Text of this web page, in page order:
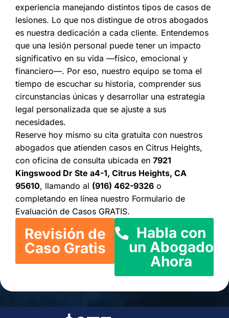
experiencia manejando distintos tipos de casos de
lesiones. Lo que nos distingue de otros abogados
es nuestra dedicación a cada cliente. Entendemos
que una lesión personal puede tener un impacto
significativo en su vida —físico, emocional y
financiero—. Por eso, nuestro equipo se toma el
tiempo de escuchar su historia, comprender sus
circunstancias únicas y desarrollar una estrategia
legal personalizada que se ajuste a sus
necesidades.
Reserve hoy mismo su cita gratuita con nuestros
abogados que atienden casos en Citrus Heights,
con oficina de consulta ubicada en 7921
Kingswood Dr Ste a4-1, Citrus Heights, CA
95610, llamando al (916) 462-9326 o
completando en línea nuestro Formulario de
Evaluación de Casos GRATIS.
Revisión de
Caso Gratis
Habla con
un Abogado
Ahora